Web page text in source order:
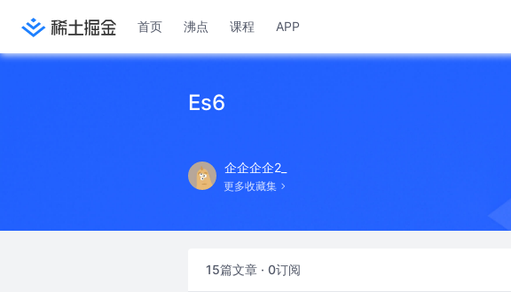
首页 沸点 课程 APP
Es6
企企企企2_
更多收藏集
15篇文章 · 0订阅